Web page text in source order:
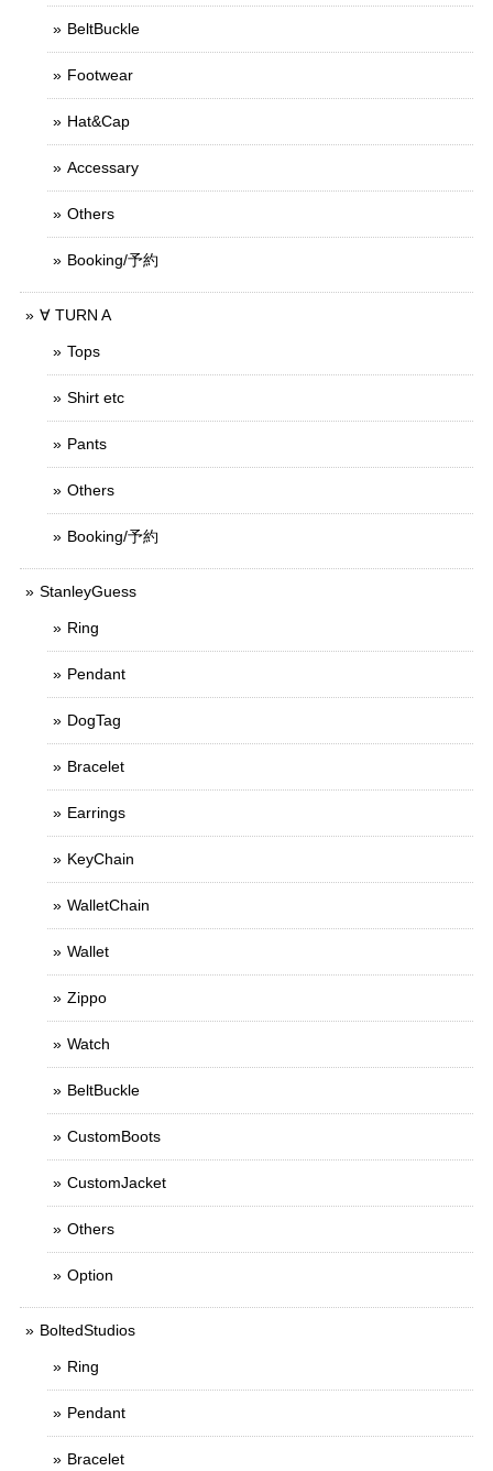
BeltBuckle
Footwear
Hat&Cap
Accessary
Others
Booking/予約
∀ TURN A
Tops
Shirt etc
Pants
Others
Booking/予約
StanleyGuess
Ring
Pendant
DogTag
Bracelet
Earrings
KeyChain
WalletChain
Wallet
Zippo
Watch
BeltBuckle
CustomBoots
CustomJacket
Others
Option
BoltedStudios
Ring
Pendant
Bracelet